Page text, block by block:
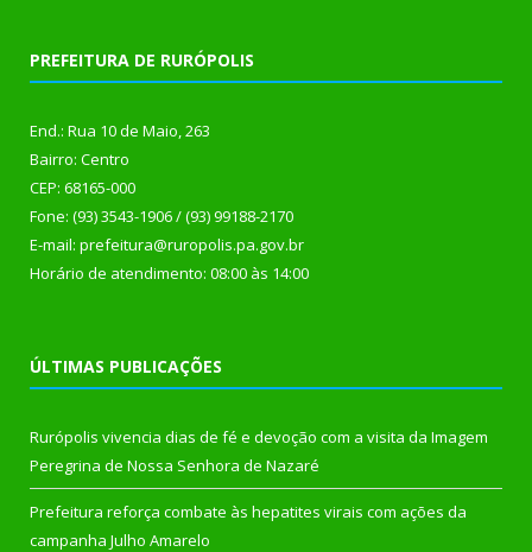
PREFEITURA DE RURÓPOLIS
End.: Rua 10 de Maio, 263
Bairro: Centro
CEP: 68165-000
Fone: (93) 3543-1906 / (93) 99188-2170
E-mail: prefeitura@ruropolis.pa.gov.br
Horário de atendimento: 08:00 às 14:00
ÚLTIMAS PUBLICAÇÕES
Rurópolis vivencia dias de fé e devoção com a visita da Imagem
Peregrina de Nossa Senhora de Nazaré
Prefeitura reforça combate às hepatites virais com ações da
campanha Julho Amarelo